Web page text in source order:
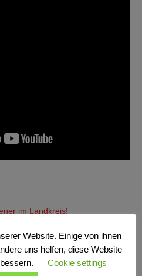
im Landkreis!
1000 Euro für unsere Jugend
Website. Einige von ihnen
uns helfen, diese Website
Cookie settings